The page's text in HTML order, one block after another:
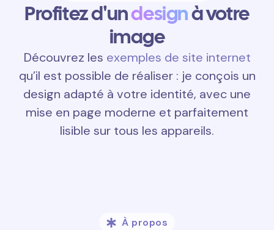
Profitez d'undesignà votre
image
Découvrez les exemples de site internet
qu’il est possible de réaliser : je conçois un
design adapté à votre identité, avec une
mise en page moderne et parfaitement
lisible sur tous les appareils.
À propos